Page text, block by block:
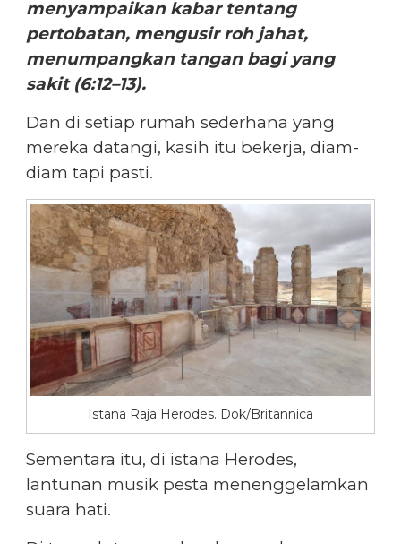
menyampaikan kabar tentang
pertobatan, mengusir roh jahat,
menumpangkan tangan bagi yang
sakit (6:12–13).
Dan di setiap rumah sederhana yang
mereka datangi, kasih itu bekerja, diam-
diam tapi pasti.
Istana Raja Herodes. Dok/Britannica
Sementara itu, di istana Herodes,
lantunan musik pesta menenggelamkan
suara hati.